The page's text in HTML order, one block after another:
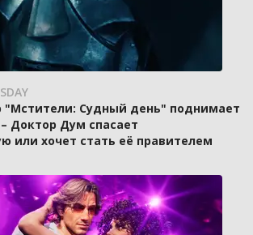
"Мстители: Судный день" поднимает
Доктор Дум спасает
или хочет стать её правителем